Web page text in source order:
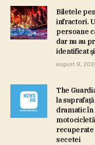
Biletele
infractori.
persoane
dar nu au
identificat
august 9,
The
la
dramatic în
secetei